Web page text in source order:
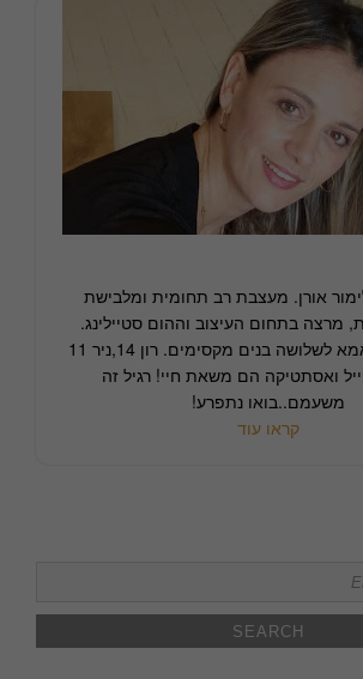
אורן. מעצבת רב תחומית ומלבישת
מרצה בתחום העיצוב וההום סטיילינג.
נשואה לאסף ואמא לשלושה בנים מקסימים. רון 14,ניר 11
7. סטייל ואסתטיקה הם משאת חיי! רגיל זה
משעמם..בואו נתפרע!
קראו עוד